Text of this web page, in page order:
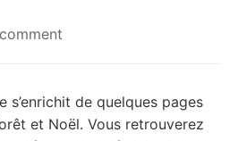
s’enrichit de quelques pages
et Noël. Vous retrouverez